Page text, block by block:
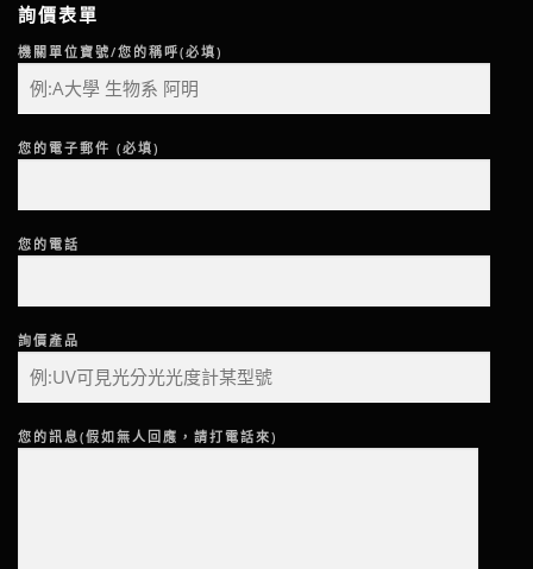
詢價表單
機關單位寶號/您的稱呼(必填)
您的電子郵件 (必填)
您的電話
詢價產品
您的訊息(假如無人回應，請打電話來)